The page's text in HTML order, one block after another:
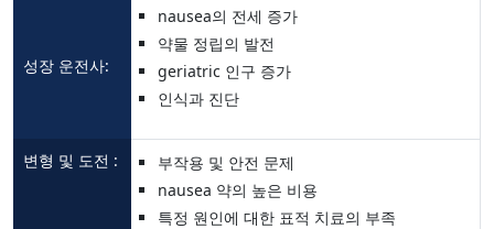
성장 운전사:
nausea의 전세 증가
약물 정립의 발전
geriatric 인구 증가
인식과 진단
변형 및 도전 :
부작용 및 안전 문제
nausea 약의 높은 비용
특정 원인에 대한 표적 치료의 부족